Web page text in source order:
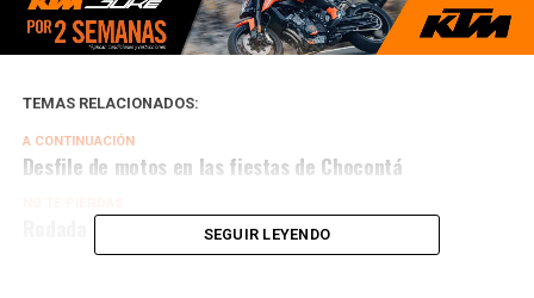
TEMAS RELACIONADOS:
A CONTINUACIÓN
Desfile de motos en las fiestas de Chocontá
Rodada a Caño CristalesSEGUIR LEYENDO